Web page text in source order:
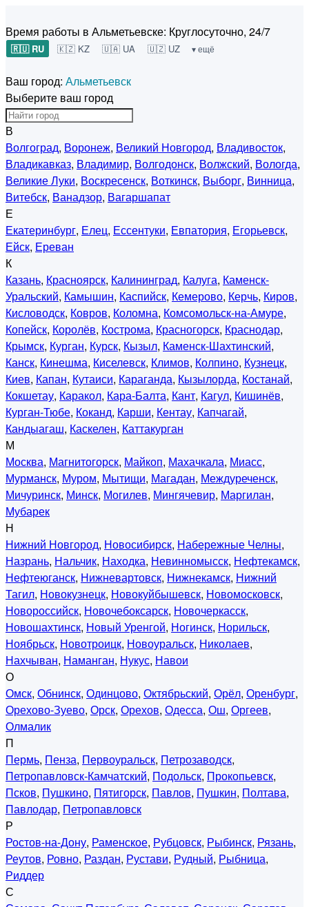
Время работы в Альметьевске: Круглосуточно, 24/7
🇷🇺 RU 🇰🇿 KZ 🇺🇦 UA 🇺🇿 UZ ▾ ещё
Ваш город: Альметьевск
Выберите ваш город
В
Волгоград, Воронеж, Великий Новгород, Владивосток,
Владикавказ, Владимир, Волгодонск, Волжский, Вологда,
Великие Луки, Воскресенск, Воткинск, Выборг, Винница,
Витебск, Ванадзор, Вагаршапат
Е
Екатеринбург, Елец, Ессентуки, Евпатория, Егорьевск,
Ейск, Ереван
К
Казань, Красноярск, Калининград, Калуга, Каменск-
Уральский, Камышин, Каспийск, Кемерово, Керчь, Киров,
Кисловодск, Ковров, Коломна, Комсомольск-на-Амуре,
Копейск, Королёв, Кострома, Красногорск, Краснодар,
Крымск, Курган, Курск, Кызыл, Каменск-Шахтинский,
Канск, Кинешма, Киселевск, Климов, Колпино, Кузнецк,
Киев, Капан, Кутаиси, Караганда, Кызылорда, Костанай,
Кокшетау, Каракол, Кара-Балта, Кант, Кагул, Кишинёв,
Курган-Тюбе, Коканд, Карши, Кентау, Капчагай,
Кандыагаш, Каскелен, Каттакурган
М
Москва, Магнитогорск, Майкоп, Махачкала, Миасс,
Мурманск, Муром, Мытищи, Магадан, Междуреченск,
Мичуринск, Минск, Могилев, Мингячевир, Маргилан,
Мубарек
Н
Нижний Новгород, Новосибирск, Набережные Челны,
Назрань, Нальчик, Находка, Невинномысск, Нефтекамск,
Нефтеюганск, Нижневартовск, Нижнекамск, Нижний
Тагил, Новокузнецк, Новокуйбышевск, Новомосковск,
Новороссийск, Новочебоксарск, Новочеркасск,
Новошахтинск, Новый Уренгой, Ногинск, Норильск,
Ноябрьск, Новотроицк, Новоуральск, Николаев,
Нахчыван, Наманган, Нукус, Навои
О
Омск, Обнинск, Одинцово, Октябрьский, Орёл, Оренбург,
Орехово-Зуево, Орск, Орехов, Одесса, Ош, Оргеев,
Олмалик
П
Пермь, Пенза, Первоуральск, Петрозаводск,
Петропавловск-Камчатский, Подольск, Прокопьевск,
Псков, Пушкино, Пятигорск, Павлов, Пушкин, Полтава,
Павлодар, Петропавловск
Р
Ростов-на-Дону, Раменское, Рубцовск, Рыбинск, Рязань,
Реутов, Ровно, Раздан, Рустави, Рудный, Рыбница,
Риддер
С